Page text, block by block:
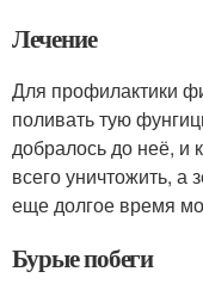
Лечение
Для профилактики
поливать тую
добралось до неё, и
всего уничтожить, а
еще долгое время
Бурые побеги